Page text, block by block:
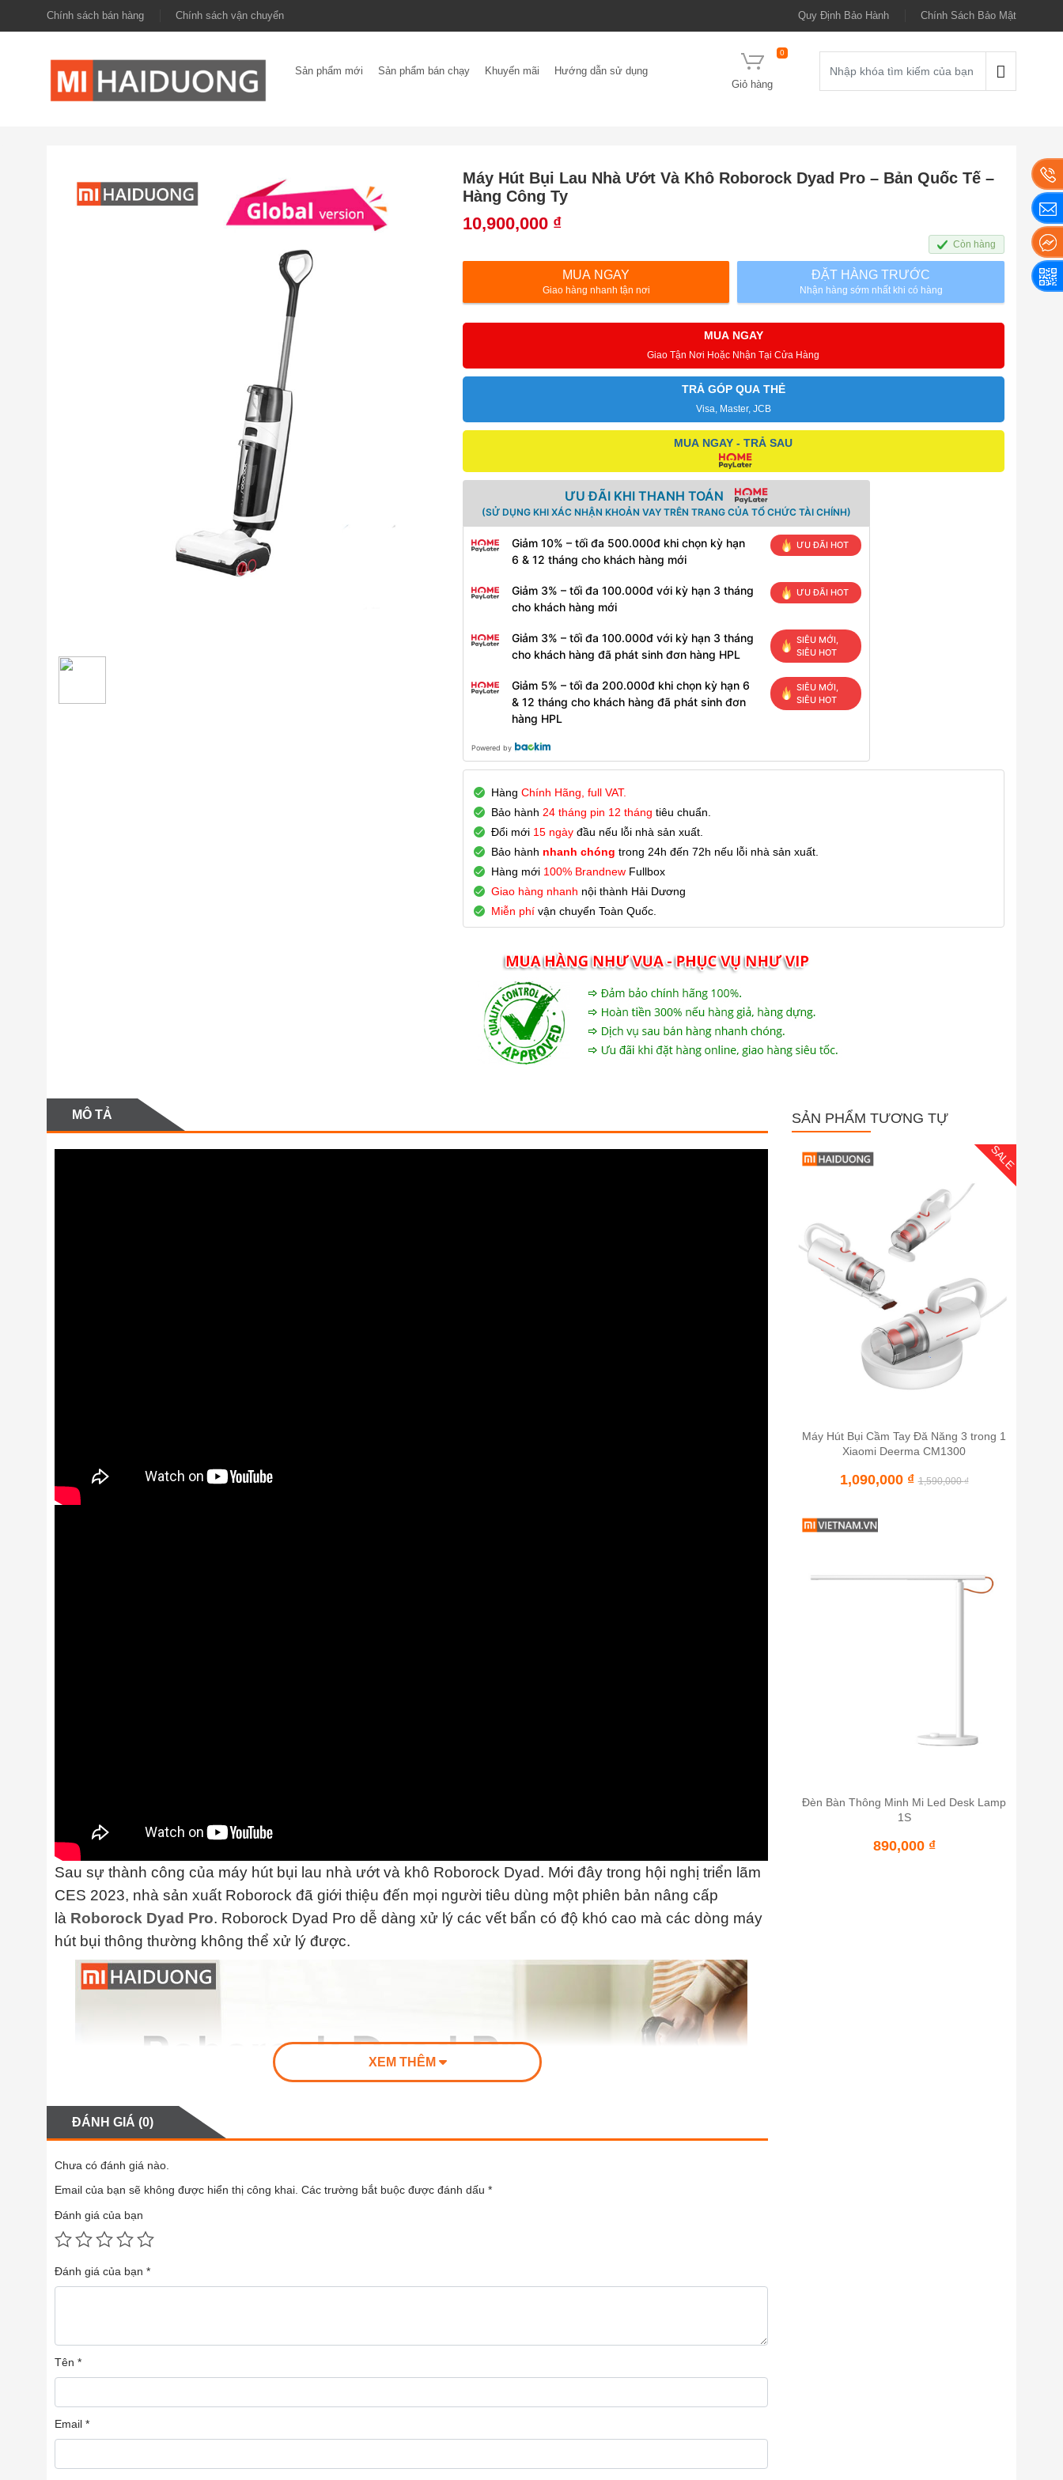
Chính sách bán hàng Chính sách vận chuyển Quy Định Bảo Hành Chính Sách Bảo Mật
Sản phẩm mới Sản phẩm bán chạy Khuyến mãi
Hướng dẫn sử dụng
Giỏ hàng
0
Máy Hút Bụi Lau Nhà Ướt Và Khô Roborock Dyad Pro – Bản Quốc Tế –
Hàng Công Ty
10,900,000 ₫
Còn hàng
MUA NGAY
Giao hàng nhanh tận nơi
ĐẶT HÀNG TRƯỚC
Nhận hàng sớm nhất khi có hàng
MUA NGAY
Giao Tận Nơi Hoặc Nhận Tại Cửa Hàng
TRẢ GÓP QUA THẺ
Visa, Master, JCB
MUA NGAY - TRẢ SAU
ƯU ĐÃI KHI THANH TOÁN
(SỬ DỤNG KHI XÁC NHẬN KHOẢN VAY TRÊN TRANG CỦA TỔ CHỨC TÀI CHÍNH)
Giảm 10% – tối đa 500.000đ khi chọn kỳ hạn
6 & 12 tháng cho khách hàng mới
ƯU ĐÃI HOT
Giảm 3% – tối đa 100.000đ với kỳ hạn 3 tháng
cho khách hàng mới
ƯU ĐÃI HOT
Giảm 3% – tối đa 100.000đ với kỳ hạn 3 tháng
cho khách hàng đã phát sinh đơn hàng HPL
SIÊU MỚI,
SIÊU HOT
Giảm 5% – tối đa 200.000đ khi chọn kỳ hạn 6
& 12 tháng cho khách hàng đã phát sinh đơn
hàng HPL
SIÊU MỚI,
SIÊU HOT
Powered by
Hàng Chính Hãng, full VAT.
Bảo hành 24 tháng pin 12 tháng tiêu chuẩn.
Đổi mới 15 ngàyđầu nếu lỗi nhà sản xuất.
Bảo hành nhanh chóng trong 24h đến 72h nếu lỗi nhà sản xuất.
Hàng mới 100% BrandnewFullbox
Giao hàng nhanh nội thành Hải Dương
Miễn phívận chuyển Toàn Quốc.
MÔ TẢ
Sau sự thành công của máy hút bụi lau nhà ướt và khô Roborock Dyad. Mới đây trong hội nghị triển lãm
CES 2023, nhà sản xuất Roborock đã giới thiệu đến mọi người tiêu dùng một phiên bản nâng cấp
là Roborock Dyad Pro. Roborock Dyad Pro dễ dàng xử lý các vết bẩn có độ khó cao mà các dòng máy
hút bụi thông thường không thể xử lý được.
XEM THÊM
ĐÁNH GIÁ (0)
Chưa có đánh giá nào.
Email của bạn sẽ không được hiển thị công khai. Các trường bắt buộc được đánh dấu *
Đánh giá của bạn
Đánh giá của bạn *
Tên *
Email *
SẢN PHẨM TƯƠNG TỰ
SALE
Máy Hút Bụi Cầm Tay Đă Năng 3 trong 1
Xiaomi Deerma CM1300
1,090,000 ₫ 1,590,000₫
Đèn Bàn Thông Minh Mi Led Desk Lamp
1S
890,000 ₫